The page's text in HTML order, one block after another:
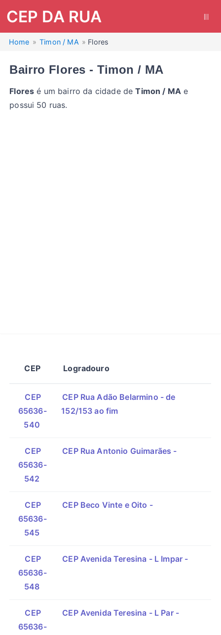
CEP DA RUA
Home Timon / MA Flores
Bairro Flores - Timon / MA
Flores é um bairro da cidade deTimon / MAe
possui 50 ruas.
CEP Logradouro
CEP
65636-
540
CEP Rua Adão Belarmino - de
152/153 ao fim
CEP
65636-
542
CEP Rua Antonio Guimarães -
CEP
65636-
545
CEP Beco Vinte e Oito -
CEP
65636-
548
CEP Avenida Teresina - L Impar -
CEP
65636-
CEP Avenida Teresina - L Par -